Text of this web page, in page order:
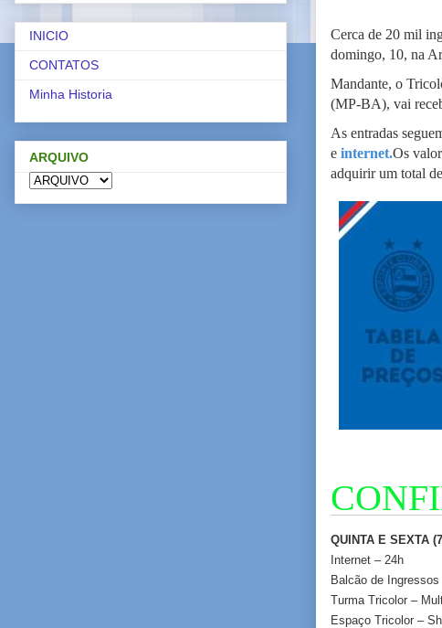
Cerca de 20 mil
domingo, 10, na
Mandante, o
(MP-BA), vai
As entradas
e internet.Os
adquirir um total
QUINTA E SEXTA
Internet – 24h
Balcão de
Turma Tricolor –
Espaço Tricolor –
INICIO
CONTATOS
Minha Historia
ARQUIVO